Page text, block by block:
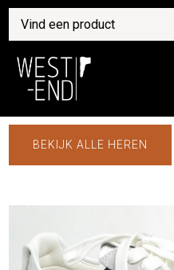
BEKIJK ALLE HEREN